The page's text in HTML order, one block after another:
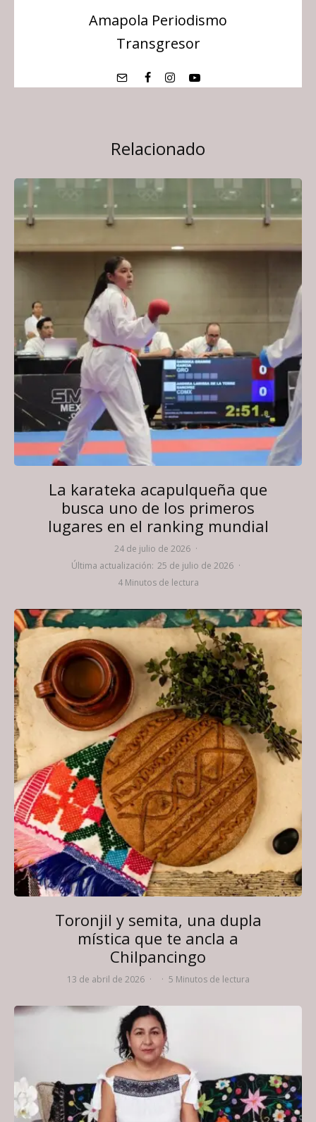
Amapola Periodismo
Transgresor
Relacionado
La karateka acapulqueña que
busca uno de los primeros
lugares en el ranking mundial
24 de julio de 2026 ·
Última actualización: 25 de julio de 2026 ·
4 Minutos de lectura
Toronjil y semita, una dupla
mística que te ancla a
Chilpancingo
13 de abril de 2026 · · 5 Minutos de lectura